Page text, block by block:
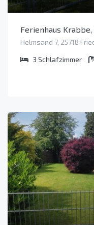
Ferienhaus
Helmsand 7, 25718
3 Schlafzimmer